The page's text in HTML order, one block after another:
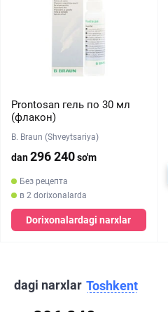
Prontosan гель по 30 мл
(флакон)
B. Braun (Shveytsariya)
dan296 240so'm
Без рецепта
в 2 dorixonalarda
Dorixonalardagi narxlar
dagi narxlar Toshkent